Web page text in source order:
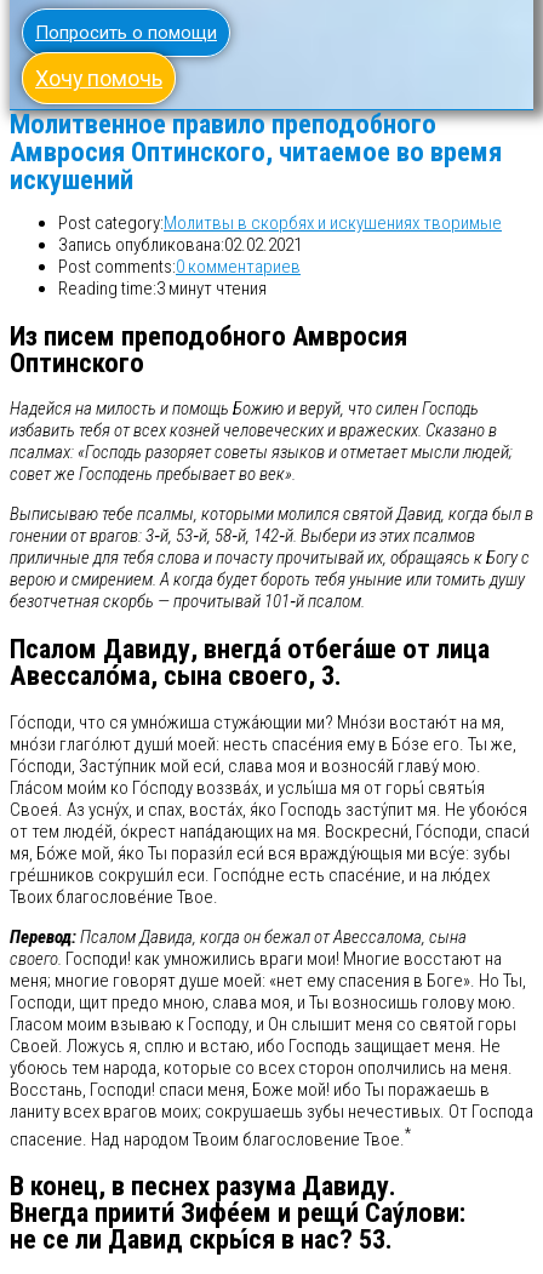
Попросить о помощи
Хочу помочь
Молитвенное правило преподобного
Амвросия Оптинского, читаемое во время
искушений
Post category:Молитвы в скорбях и искушениях творимые
Запись опубликована:02.02.2021
Post comments:0 комментариев
Reading time:3 минут чтения
Из писем преподобного Амвросия
Оптинского
Надейся на милость и помощь Божию и веруй, что силен Господь
избавить тебя от всех козней человеческих и вражеских. Сказано в
псалмах: «Господь разоряет советы языков и отметает мысли людей;
совет же Господень пребывает во век».
Выписываю тебе псалмы, которыми молился святой Давид, когда был в
гонении от врагов: 3‑й, 53‑й, 58‑й, 142‑й. Выбери из этих псалмов
приличные для тебя слова и почасту прочитывай их, обращаясь к Богу с
верою и смирением. А когда будет бороть тебя уныние или томить душу
безотчетная скорбь — прочитывай 101‑й псалом.
Псалом Давиду, внегда́ отбега́ше от лица
Авессало́ма, сына своего, 3.
Го́споди, что ся умно́жиша стужа́ющии ми? Мно́зи востаю́т на мя,
мно́зи глаго́лют души́ моей: несть спасе́ния ему в Бо́зе его. Ты же,
Го́споди, Засту́пник мой еси́, слава моя и вознося́й главу́ мою.
Гла́сом мои́м ко Го́споду воззва́х, и услы́ша мя от горы́ святы́я
Своея́. Аз усну́х, и спах, воста́х, я́ко Господь засту́пит мя. Не убою́ся
от тем люде́й, о́крест напа́дающих на мя. Воскресни́, Го́споди, спаси́
мя, Бо́же мой, я́ко Ты порази́л еси́ вся вражду́ющыя ми всу́е: зубы
гре́шников сокруши́л еси. Госпо́дне есть спасе́ние, и на лю́дех
Твоих благослове́ние Твое.
Перевод:Псалом Давида, когда он бежал от Авессалома, сына
своего. Господи! как умножились враги мои! Многие восстают на
меня; многие говорят душе моей: «нет ему спасения в Боге». Но Ты,
Господи, щит предо мною, слава моя, и Ты возносишь голову мою.
Гласом моим взываю к Господу, и Он слышит меня со святой горы
Своей. Ложусь я, сплю и встаю, ибо Господь защищает меня. Не
убоюсь тем народа, которые со всех сторон ополчились на меня.
Восстань, Господи! спаси меня, Боже мой! ибо Ты поражаешь в
ланиту всех врагов моих; сокрушаешь зубы нечестивых. От Господа
спасение. Над народом Твоим благословение Твое.*
В конец, в песнех разума Давиду.
Внегда приити́ Зифе́ем и рещи́ Сау́лови:
не се ли Давид скры́ся в нас? 53.